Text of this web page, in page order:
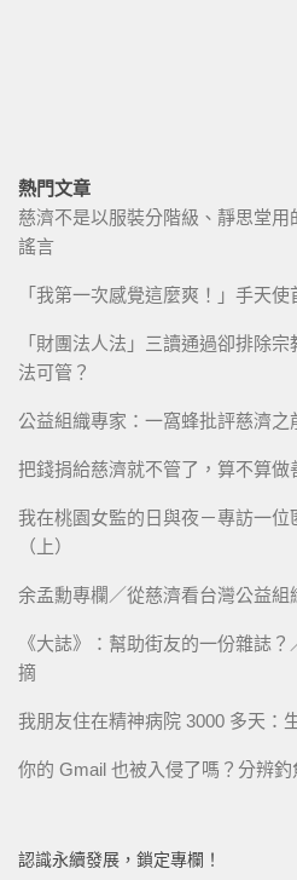
熱門文章
慈濟不是以服裝分階級、靜思堂
謠言
「我第一次感覺這麼爽！」手天
「財團法人法」三讀通過卻排除
法可管？
公益組織專家：一窩蜂批評慈濟之
把錢捐給慈濟就不管了，算不算做
我在桃園女監的日與夜－專訪一
（上）
余孟勳專欄／從慈濟看台灣公益組
《大誌》：幫助街友的一份雜誌
摘
我朋友住在精神病院 3000 多天：
你的 Gmail 也被入侵了嗎？分辨釣
認識永續發展，鎖定專欄！